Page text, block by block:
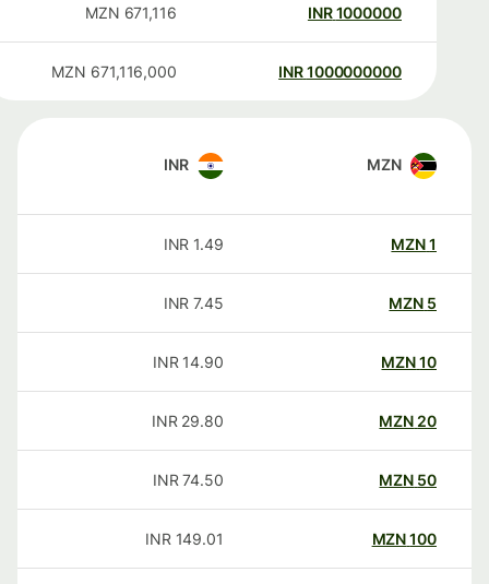
1000000
INR
671,116
MZN
1000000000
INR
671,116,000
MZN
MZN
INR
MZN
1.49
INR
MZN
7.45
INR
MZN
14.90
INR
20
MZN
29.80
INR
50
MZN
74.50
INR
100
MZN
149.01
INR